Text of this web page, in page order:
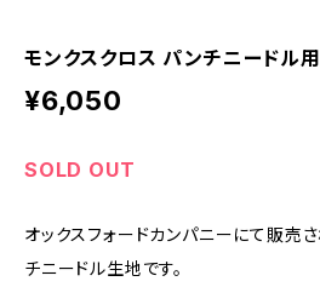
モンクスクロス パンチニードル
¥6,050
SOLD OUT
オックスフォードカンパニーにて販売
チニードル生地です。